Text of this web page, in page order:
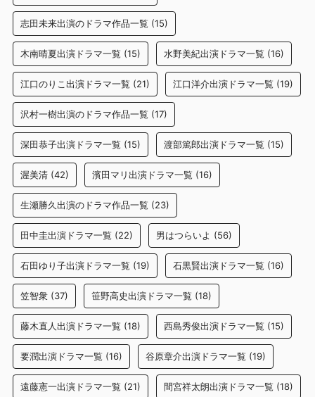
志田未来出演のドラマ作品一覧 (15)
木南晴夏出演ドラマ一覧 (15) 水野美紀出演ドラマ一覧 (16)
江口のりこ出演ドラマ一覧 (21) 江口洋介出演ドラマ一覧 (19)
沢村一樹出演のドラマ作品一覧 (17)
深田恭子出演ドラマ一覧 (15) 渡部篤郎出演ドラマ一覧 (15)
渥美清 (42) 濱田マリ出演ドラマ一覧 (16)
生瀬勝久出演のドラマ作品一覧 (23)
田中圭出演ドラマ一覧 (22) 男はつらいよ (56)
石田ゆり子出演ドラマ一覧 (19) 石黒賢出演ドラマ一覧 (16)
笠智衆 (37) 笹野高史出演ドラマ一覧 (18)
藤木直人出演ドラマ一覧 (18) 西島秀俊出演ドラマ一覧 (15)
要潤出演ドラマ一覧 (16) 谷原章介出演ドラマ一覧 (19)
遠藤憲一出演ドラマ一覧 (21) 間宮祥太朗出演ドラマ一覧 (18)